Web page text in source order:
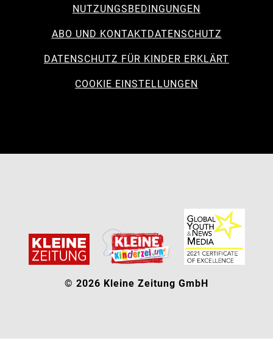
NUTZUNGSBEDINGUNGEN
ABO UND KONTAKTDATENSCHUTZ
DATENSCHUTZ FÜR KINDER ERKLÄRT
COOKIE EINSTELLUNGEN
© 2026 Kleine Zeitung GmbH